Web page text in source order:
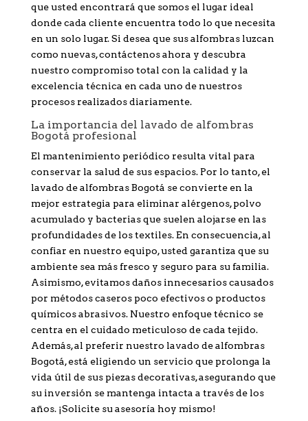
que usted encontrará que somos el lugar ideal
donde cada cliente encuentra todo lo que necesita
en un solo lugar. Si desea que sus alfombras luzcan
como nuevas, contáctenos ahora y descubra
nuestro compromiso total con la calidad y la
excelencia técnica en cada uno de nuestros
procesos realizados diariamente.
La importancia del lavado de alfombras
Bogotá profesional
El mantenimiento periódico resulta vital para
conservar la salud de sus espacios. Por lo tanto, el
lavado de alfombras Bogotá se convierte en la
mejor estrategia para eliminar alérgenos, polvo
acumulado y bacterias que suelen alojarse en las
profundidades de los textiles. En consecuencia, al
confiar en nuestro equipo, usted garantiza que su
ambiente sea más fresco y seguro para su familia.
Asimismo, evitamos daños innecesarios causados
por métodos caseros poco efectivos o productos
químicos abrasivos. Nuestro enfoque técnico se
centra en el cuidado meticuloso de cada tejido.
Además, al preferir nuestro lavado de alfombras
Bogotá, está eligiendo un servicio que prolonga la
vida útil de sus piezas decorativas, asegurando que
su inversión se mantenga intacta a través de los
años. ¡Solicite su asesoría hoy mismo!